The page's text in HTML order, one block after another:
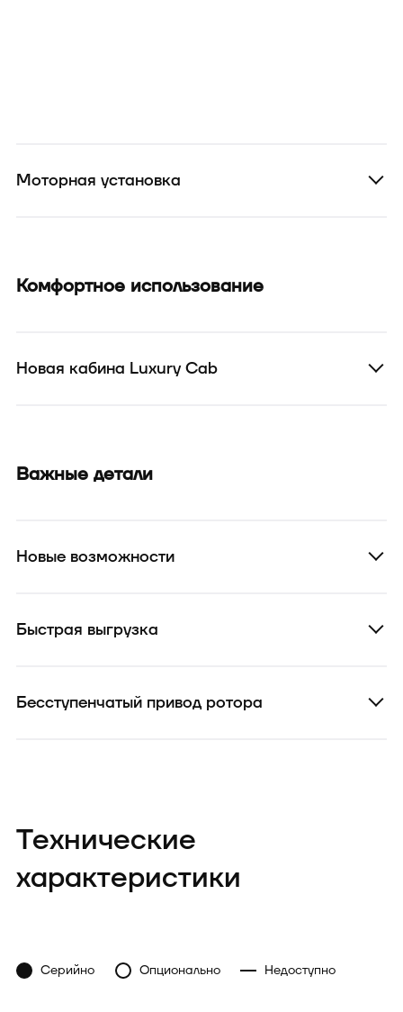
Моторная установка
Комфортное использование
Новая кабина Luxury Cab
Важные детали
Новые возможности
Быстрая выгрузка
Бесступенчатый привод ротора
Технические
характеристики
Серийно Опционально Недоступно